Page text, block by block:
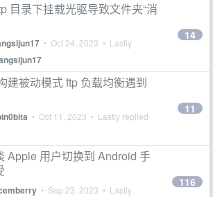
目录下挂载光驱导致文件夹“消
• Oct 24, 2023 • Lastly
14
建被动模式 ftp 负载均衡遇到
• Oct 11, 2023 • Lastly replied
11
Apple 用户切换到 Android 手
• Sep 23, 2023 • Lastly
116